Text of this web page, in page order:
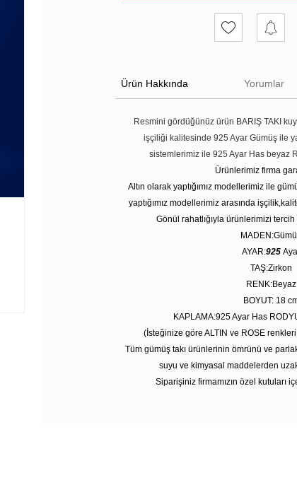
Ürün Hakkında Yorumlar
Resmini gördüğünüz ürün BARIŞ TAKI
işçiliği kalitesinde 925 Ayar Gümüş ile
sistemlerimiz ile 925 Ayar Has beyaz
Ürünlerimiz firma
Altın olarak yaptığımız modellerimiz ile
yaptığımız modellerimiz arasında
Gönül rahatlığıyla ürünlerimizi
AYAR:925
TAŞ:Zirkon
RENK:Beyaz
BOYUT: 18
KAPLAMA:925 Ayar Has
(İsteğinize göre ALTIN ve ROSE
Tüm gümüş takı ürünlerinin ömrünü ve
suyu ve kimyasal maddelerden
Siparişiniz firmamızın özel kutuları